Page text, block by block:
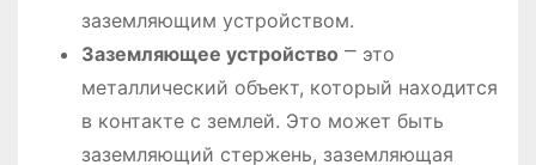
заземляющим устройством.
Заземляющее устройство ⎻ это
металлический объект, который находится
в контакте с землей. Это может быть
заземляющий стержень, заземляющая